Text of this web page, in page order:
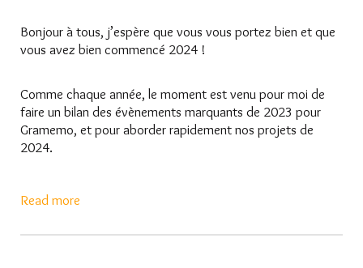
Bonjour à tous, j’espère que vous vous portez bien et que
vous avez bien commencé 2024 !
Comme chaque année, le moment est venu pour moi de
faire un bilan des évènements marquants de 2023 pour
Gramemo, et pour aborder rapidement nos projets de
2024.
Read more